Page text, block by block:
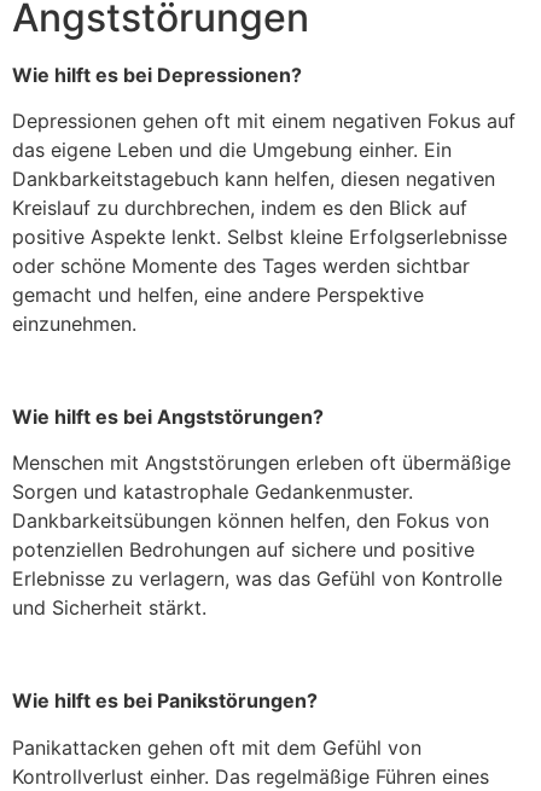
Angststörungen
Wie hilft es bei Depressionen?
Depressionen gehen oft mit einem negativen Fokus auf
das eigene Leben und die Umgebung einher. Ein
Dankbarkeitstagebuch kann helfen, diesen negativen
Kreislauf zu durchbrechen, indem es den Blick auf
positive Aspekte lenkt. Selbst kleine Erfolgserlebnisse
oder schöne Momente des Tages werden sichtbar
gemacht und helfen, eine andere Perspektive
einzunehmen.
Wie hilft es bei Angststörungen?
Menschen mit Angststörungen erleben oft übermäßige
Sorgen und katastrophale Gedankenmuster.
Dankbarkeitsübungen können helfen, den Fokus von
potenziellen Bedrohungen auf sichere und positive
Erlebnisse zu verlagern, was das Gefühl von Kontrolle
und Sicherheit stärkt.
Wie hilft es bei Panikstörungen?
Panikattacken gehen oft mit dem Gefühl von
Kontrollverlust einher. Das regelmäßige Führen eines